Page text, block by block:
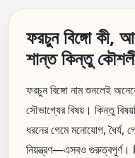
ফরচুন বিঙ্গো
শান্ত কিন্তু
ফরচুন বিঙ্গো নাম শুনলেই
সৌভাগ্যের বিষয়। কিন্তু
ধরনের গেমে মনোযোগ, ধৈর্য,
নিয়ন্ত্রণ—এসবও